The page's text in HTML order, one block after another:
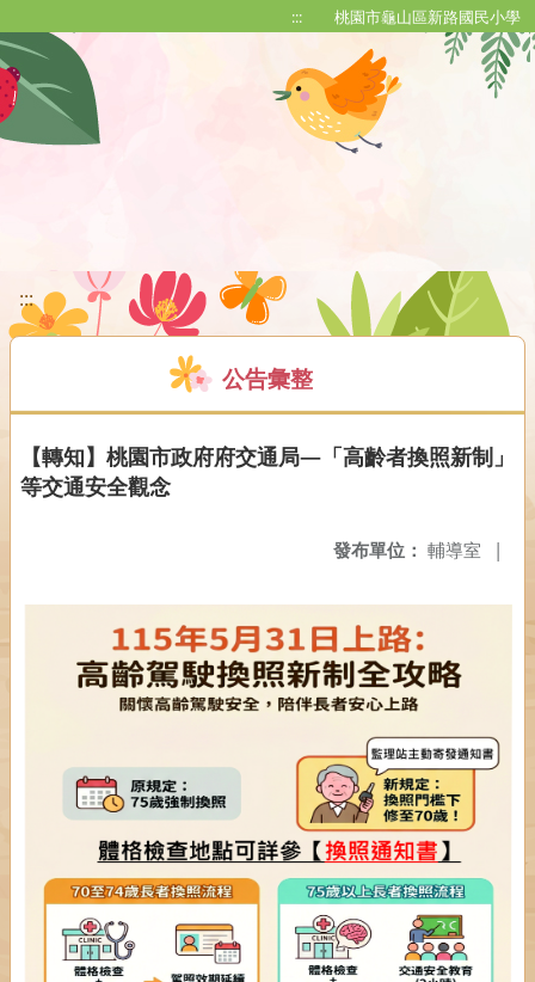
::: 桃園市龜山區新路國民小學
:::
公告彙整
【轉知】桃園市政府府交通局—「高齡者換照新制」
等交通安全觀念
發布單位： 輔導室 |